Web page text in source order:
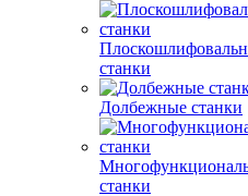
станки
Долбежные станки
станки